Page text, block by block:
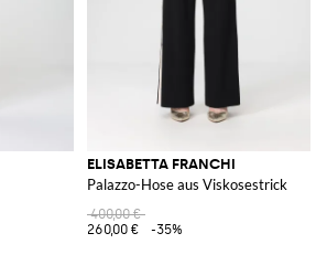
ELISABETTA FRANCHI
Palazzo-Hose aus Viskosestrick
400,00 €
260,00 €
-35%